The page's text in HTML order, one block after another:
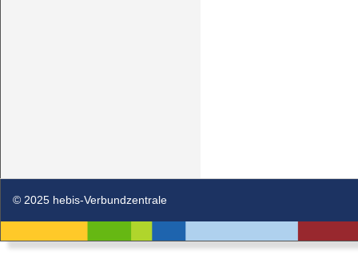
© 2025 hebis-Verbundzentrale